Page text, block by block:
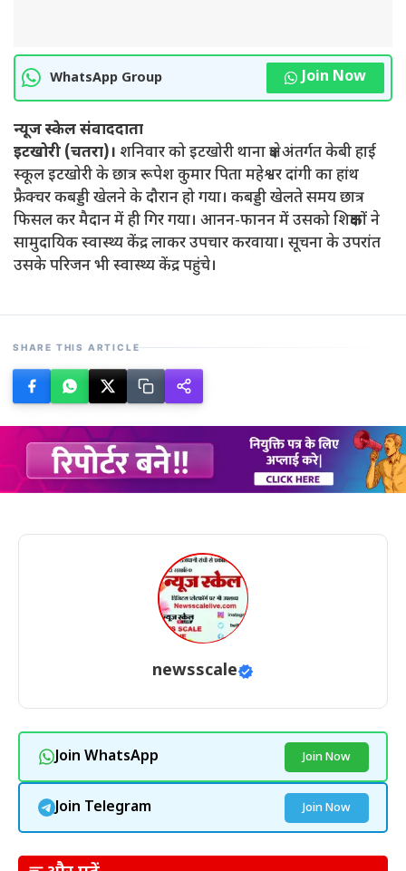
WhatsApp Group Join Now
न्यूज स्केल संवाददाता
इटखोरी (चतरा)। शनिवार को इटखोरी थाना क्षेत्र अंतर्गत केबी हाई
स्कूल इटखोरी के छात्र रूपेश कुमार पिता महेश्वर दांगी का हांथ
फ्रैक्चर कबड्डी खेलने के दौरान हो गया। कबड्डी खेलते समय छात्र
फिसल कर मैदान में ही गिर गया। आनन-फानन में उसको शिक्षकों ने
सामुदायिक स्वास्थ्य केंद्र लाकर उपचार करवाया। सूचना के उपरांत
उसके परिजन भी स्वास्थ्य केंद्र पहुंचे।
SHARE THIS ARTICLE
newsscale
Join WhatsApp Join Now
Join Telegram Join Now